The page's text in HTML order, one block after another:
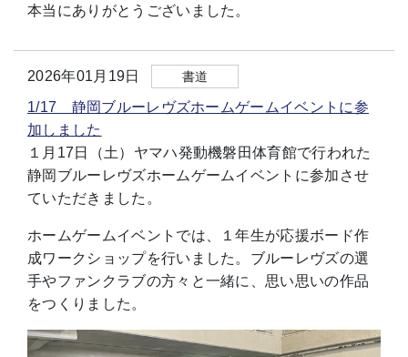
本当にありがとうございました。
2026年01月19日 書道
1/17 静岡ブルーレヴズホームゲームイベントに参
加しました
１月17日（土）ヤマハ発動機磐田体育館で行われた
静岡ブルーレヴズホームゲームイベントに参加させ
ていただきました。
ホームゲームイベントでは、１年生が応援ボード作
成ワークショップを行いました。ブルーレヴズの選
手やファンクラブの方々と一緒に、思い思いの作品
をつくりました。